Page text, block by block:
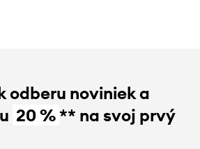
odberu noviniek a
20 %** na svoj prvý